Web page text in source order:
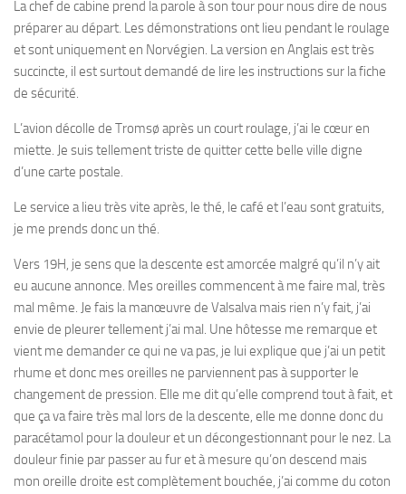
La chef de cabine prend la parole à son tour pour nous dire de nous
préparer au départ. Les démonstrations ont lieu pendant le roulage
et sont uniquement en Norvégien. La version en Anglais est très
succincte, il est surtout demandé de lire les instructions sur la fiche
de sécurité.
L’avion décolle de Tromsø après un court roulage, j’ai le cœur en
miette. Je suis tellement triste de quitter cette belle ville digne
d’une carte postale.
Le service a lieu très vite après, le thé, le café et l’eau sont gratuits,
je me prends donc un thé.
Vers 19H, je sens que la descente est amorcée malgré qu’il n’y ait
eu aucune annonce. Mes oreilles commencent à me faire mal, très
mal même. Je fais la manœuvre de Valsalva mais rien n’y fait, j’ai
envie de pleurer tellement j’ai mal. Une hôtesse me remarque et
vient me demander ce qui ne va pas, je lui explique que j’ai un petit
rhume et donc mes oreilles ne parviennent pas à supporter le
changement de pression. Elle me dit qu’elle comprend tout à fait, et
que ça va faire très mal lors de la descente, elle me donne donc du
paracétamol pour la douleur et un décongestionnant pour le nez. La
douleur finie par passer au fur et à mesure qu’on descend mais
mon oreille droite est complètement bouchée, j’ai comme du coton